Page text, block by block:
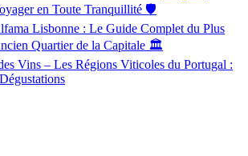
en Toute Tranquillité 🛡️
Lisbonne : Le Guide Complet du Plus
Quartier de la Capitale 🏛️
Vins – Les Régions Viticoles du Portugal :